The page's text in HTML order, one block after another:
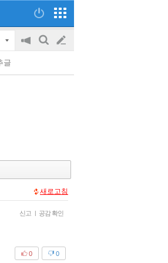
공
on/off
검
글
쓰
글
새로고침
신고 | 공감 확인
0
0